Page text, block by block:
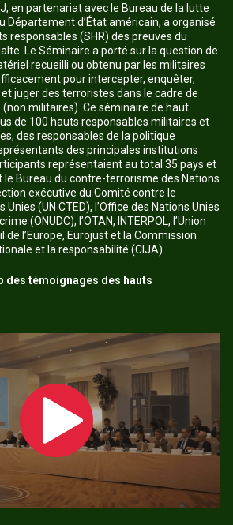
en partenariat avec le Bureau de la lutte
Département d’État américain, a organisé
responsables (SHR) des preuves du
Le Séminaire a porté sur la question de
recueilli ou obtenu par les militaires
pour intercepter, enquêter,
juger des terroristes dans le cadre de
militaires). Ce séminaire de haut
de 100 hauts responsables militaires et
des responsables de la politique
des principales institutions
représentaient au total 35 pays et
le Bureau du contre-terrorisme des Nations
exécutive du Comité contre le
(UN CTED), l’Office des Nations Unies
(ONUDC), l’OTAN, INTERPOL, l’Union
de l’Europe, Eurojust et la Commission
et la responsabilité (CIJA).
des témoignages des hauts